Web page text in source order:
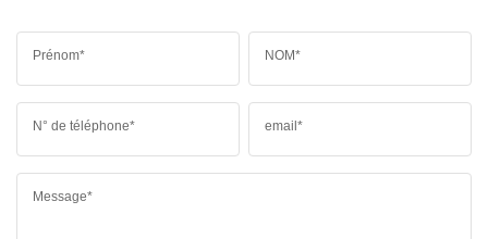
Prénom* NOM*
N° de téléphone* email*
Message*